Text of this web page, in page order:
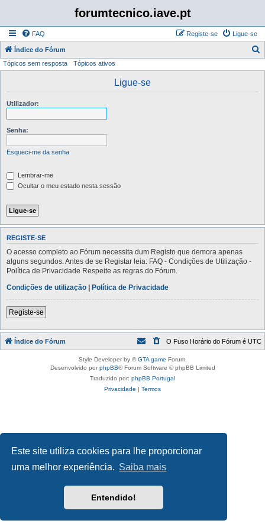
Este site utiliza cookies para lhe proporcionar
uma melhor experiência. Saiba mais
Entendido!
forumtecnico.iave.pt
FAQ Ligue-se
Registe-se
Índice do Fórum
Tópicos sem resposta Tópicos ativos
Ligue-se
Utilizador:
Senha:
Esqueci-me da senha
Lembrar-me
Ocultar o meu estado nesta sessão
REGISTE-SE
O acesso completo ao Fórum necessita dum Registo que demora apenas
alguns segundos. Antes de se Registar leia: FAQ - Condições de Utilização -
Política de Privacidade Respeite as regras do Fórum.
Condições de utilização | Política de Privacidade
Registe-se
Índice do Fórum O Fuso Horário do Fórum é UTC
Style Developer by ©GTA game Forum.
Desenvolvido porphpBB® Forum Software © phpBB Limited
Traduzido por: phpBB Portugal
Privacidade | Termos